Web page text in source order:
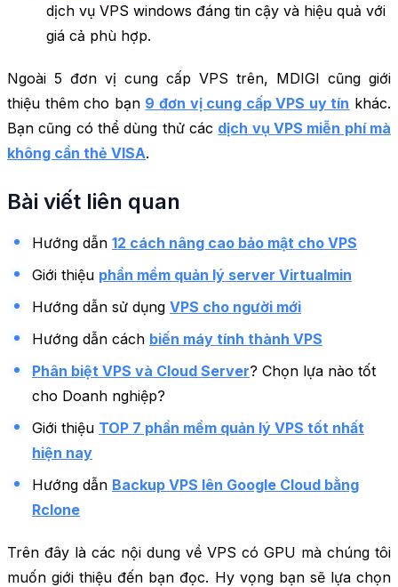
dịch vụ VPS windows đáng tin cậy và hiệu quả với
giá cả phù hợp.
Ngoài 5 đơn vị cung cấp VPS trên, MDIGI cũng giới
thiệu thêm cho bạn 9 đơn vị cung cấp VPS uy tín khác.
Bạn cũng có thể dùng thử các dịch vụ VPS miễn phí mà
không cần thẻ VISA.
Bài viết liên quan
Hướng dẫn 12 cách nâng cao bảo mật cho VPS
Giới thiệu phần mềm quản lý server Virtualmin
Hướng dẫn sử dụng VPS cho người mới
Hướng dẫn cách biến máy tính thành VPS
Phân biệt VPS và Cloud Server? Chọn lựa nào tốt
cho Doanh nghiệp?
Giới thiệu TOP 7 phần mềm quản lý VPS tốt nhất
hiện nay
Hướng dẫn Backup VPS lên Google Cloud bằng
Rclone
Trên đây là các nội dung về VPS có GPU mà chúng tôi
muốn giới thiệu đến bạn đọc. Hy vọng bạn sẽ lựa chọn